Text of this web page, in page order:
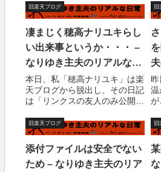
の占いは・・・
(^_^)v(^_^)v(^_^)v(^_^)v(^_^)v
(^_^)v５つ！やった?！！とい
うことで、何がいいの...
る
旧楽天ブログ
凄まじく穂高ナリユキらし
い出来事というか・・・ –
なりゆき主夫のリアルな日
常 – 楽天ブログ（Blog）
本日、私「穂高ナリユキ」は楽
天ブログから脱出し、その日記
は「リンクスの友人のみ公開」
し・・・「リンクスの友達以
外」のリンクストップページに
私の過去の日記が表示されない
だけで、「リンクス友達」のリ
ンクストップページに...
昨
温
が
て
せ
が
ぱ
旧楽天ブログ
添付ファイルは安全でない
ため – なりゆき主夫のリア